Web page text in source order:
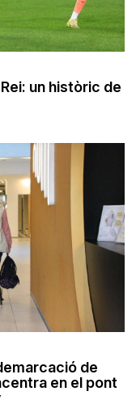
un històric de
de
en el pont